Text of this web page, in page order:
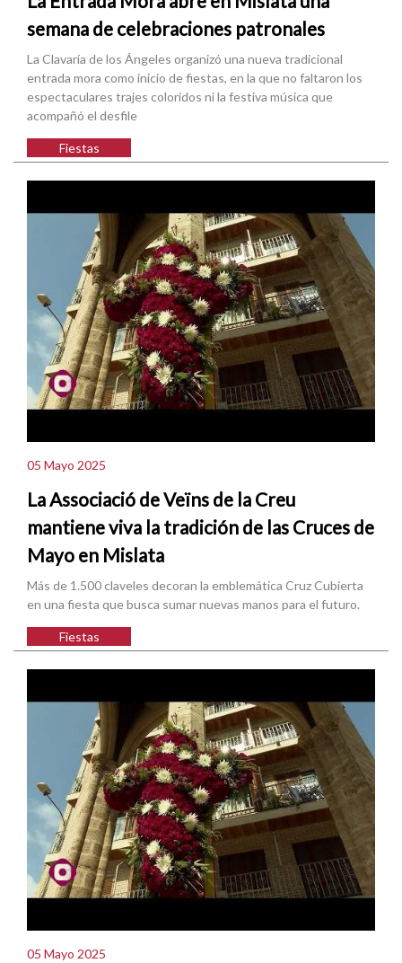
semana de celebraciones patronales
La Clavaría de los Ángeles organizó una nueva tradicional
entrada mora como inicio de fiestas, en la que no faltaron los
espectaculares trajes coloridos ni la festiva música que
acompañó el desfile
Fiestas
05 Mayo 2025
La Associació de Veïns de la Creu
mantiene viva la tradición de las Cruces de
Mayo en Mislata
Más de 1.500 claveles decoran la emblemática Cruz Cubierta
en una fiesta que busca sumar nuevas manos para el futuro.
Fiestas
05 Mayo 2025